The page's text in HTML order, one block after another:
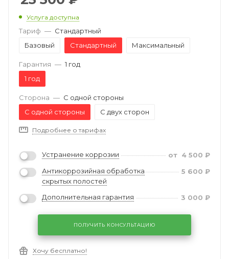
Услуга доступна
Тариф — Стандартный
Базовый
Стандартный Максимальный
Гарантия — 1 год
1 год
Сторона — С одной стороны
С одной стороны
С двух сторон
Подробнее о тарифах
Устранение коррозии от 4 500 ₽
Антикоррозийная обработка
скрытых полостей
5 600 ₽
Дополнительная гарантия 3 000 ₽
ПОЛУЧИТЬ КОНСУЛЬТАЦИЮ
Хочу бесплатно!